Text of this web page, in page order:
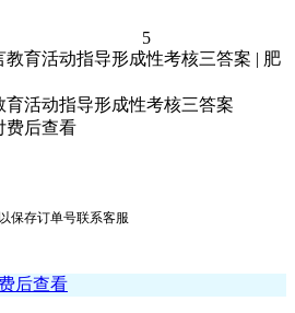
5
活动指导形成性考核三答案
费后查看
保存订单号联系客服
后查看